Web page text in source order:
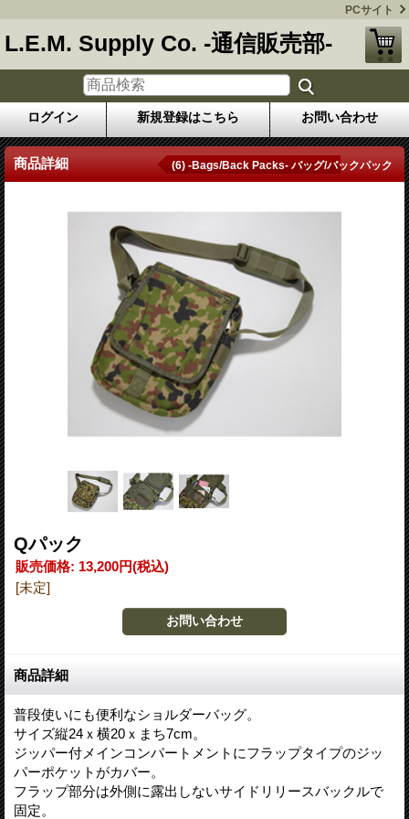
PCサイト
L.E.M. Supply Co. -通信販売部-
ログイン 新規登録はこちら お問い合わせ
商品詳細 (6) -Bags/Back Packs- バッグ/バックパック
Qパック
販売価格: 13,200円(税込)
[未定]
商品詳細
普段使いにも便利なショルダーバッグ。
サイズ縦24ｘ横20ｘまち7cm。
ジッパー付メインコンパートメントにフラップタイプのジッ
パーポケットがカバー。
フラップ部分は外側に露出しないサイドリリースバックルで
固定。